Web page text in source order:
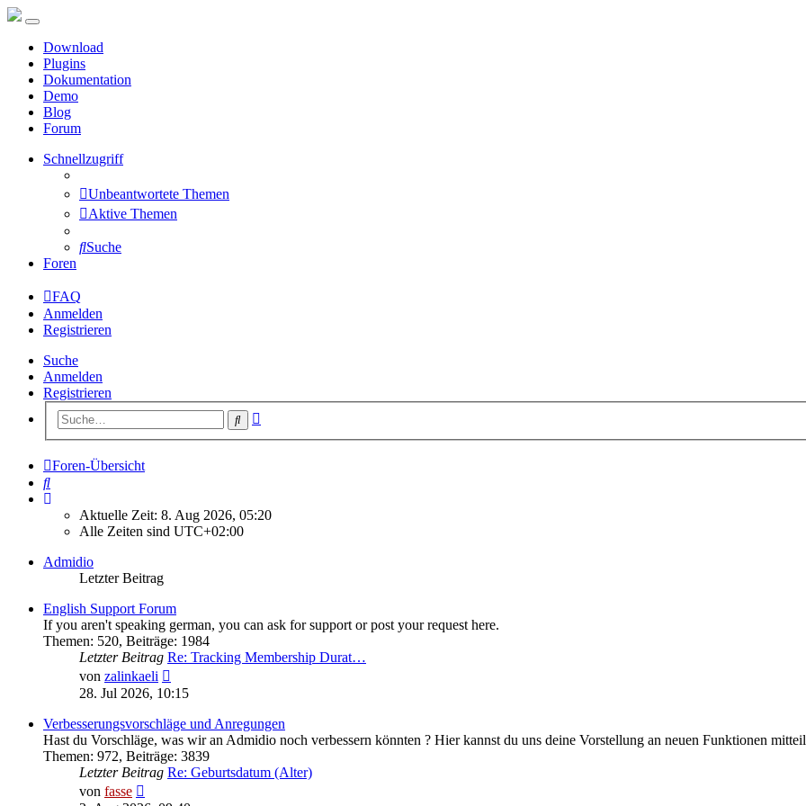
Download
Plugins
Dokumentation
Demo
Blog
Forum
Schnellzugriff
Unbeantwortete Themen
Aktive Themen
Suche
Foren
FAQ
Anmelden
Registrieren
Suche
Anmelden
Registrieren
Suche
Foren-Übersicht
Suche
Aktuelle Zeit: 8. Aug 2026, 05:20
Alle Zeiten sind UTC+02:00
Admidio
Letzter Beitrag
English Support Forum
If you aren't speaking german, you can ask for support or post your request here.
Themen: 520, Beiträge: 1984
Letzter Beitrag Re: Tracking Membership Durat…
von zalinkaeli
Beitrag
28. Jul 2026, 10:15
Verbesserungsvorschläge und Anregungen
Hast du Vorschläge, was wir an Admidio noch verbessern könnten ? Hier kannst du uns deine Vorstellung an neuen Funktionen
Themen: 972, Beiträge: 3839
Letzter Beitrag Re: Geburtsdatum (Alter)
von fasse